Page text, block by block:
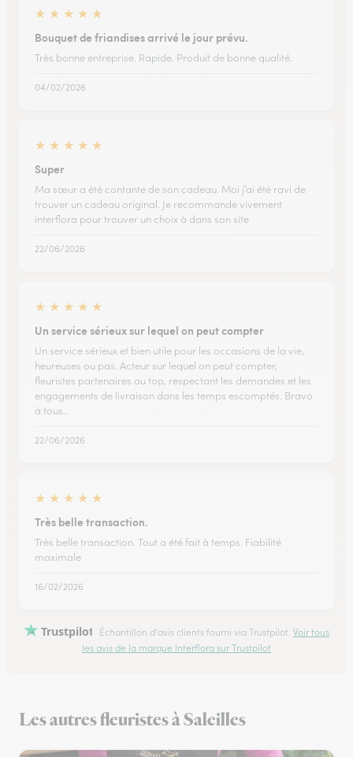
★ ★ ★ ★ ★
Bouquet de friandises arrivé le jour prévu.
Très bonne entreprise. Rapide. Produit de bonne qualité.
04/02/2026
★ ★ ★ ★ ★
Super
Ma sœur a été contante de son cadeau. Moi j’ai été ravi de
trouver un cadeau original. Je recommande vivement
interflora pour trouver un choix à dans son site
22/06/2026
★ ★ ★ ★ ★
Un service sérieux sur lequel on peut compter
Un service sérieux et bien utile pour les occasions de la vie,
heureuses ou pas. Acteur sur lequel on peut compter,
fleuristes partenaires au top, respectant les demandes et les
engagements de livraison dans les temps escomptés. Bravo
à tous…
22/06/2026
★ ★ ★ ★ ★
Très belle transaction.
Très belle transaction. Tout a été fait à temps. Fiabilité
maximale
16/02/2026
Trustpilot Échantillon d'avis clients fourni via Trustpilot. Voir tous
les avis de la marque Interflora sur Trustpilot
Les autres fleuristes à Saleilles